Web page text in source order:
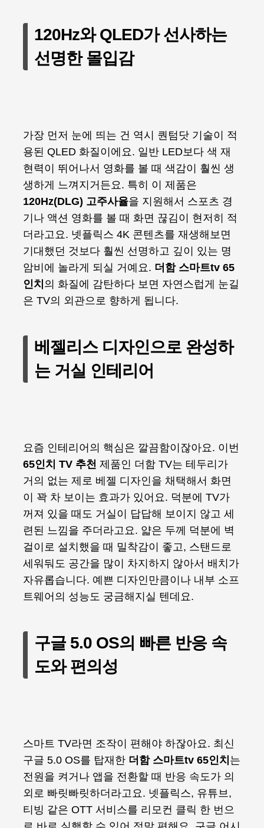
120Hz와 QLED가 선사하는
선명한 몰입감
가장 먼저 눈에 띄는 건 역시 퀀텀닷 기술이 적
용된 QLED 화질이에요. 일반 LED보다 색 재
현력이 뛰어나서 영화를 볼 때 색감이 훨씬 생
생하게 느껴지거든요. 특히 이 제품은
120Hz(DLG) 고주사율을 지원해서 스포츠 경
기나 액션 영화를 볼 때 화면 끊김이 현저히 적
더라고요. 넷플릭스 4K 콘텐츠를 재생해보면
기대했던 것보다 훨씬 선명하고 깊이 있는 명
암비에 놀라게 되실 거예요. 더함 스마트tv 65
인치 의 화질에 감탄하다 보면 자연스럽게 눈길
은 TV의 외관으로 향하게 됩니다.
베젤리스 디자인으로 완성하
는 거실 인테리어
요즘 인테리어의 핵심은 깔끔함이잖아요. 이번
65인치 TV 추천 제품인 더함 TV는 테두리가
거의 없는 제로 베젤 디자인을 채택해서 화면
이 꽉 차 보이는 효과가 있어요. 덕분에 TV가
꺼져 있을 때도 거실이 답답해 보이지 않고 세
련된 느낌을 주더라고요. 얇은 두께 덕분에 벽
걸이로 설치했을 때 밀착감이 좋고, 스탠드로
세워둬도 공간을 많이 차지하지 않아서 배치가
자유롭습니다. 예쁜 디자인만큼이나 내부 소프
트웨어의 성능도 궁금해지실 텐데요.
구글 5.0 OS의 빠른 반응 속
도와 편의성
스마트 TV라면 조작이 편해야 하잖아요. 최신
구글 5.0 OS를 탑재한 더함 스마트tv 65인치 는
전원을 켜거나 앱을 전환할 때 반응 속도가 의
외로 빠릿빠릿하더라고요. 넷플릭스, 유튜브,
티빙 같은 OTT 서비스를 리모컨 클릭 한 번으